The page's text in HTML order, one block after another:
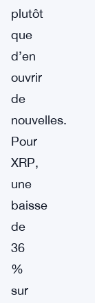
plutôt
que
d’en
ouvrir
de
nouvelles.
Pour
XRP,
une
baisse
de
36
%
sur